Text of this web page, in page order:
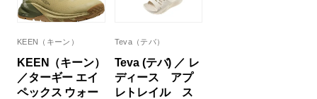
KEEN（キーン）
KEEN（キーン）
／ターギー エイ
ペックス ウォー
Teva（テバ）
Teva (テバ) ／ レ
ディース アプ
レトレイル ス